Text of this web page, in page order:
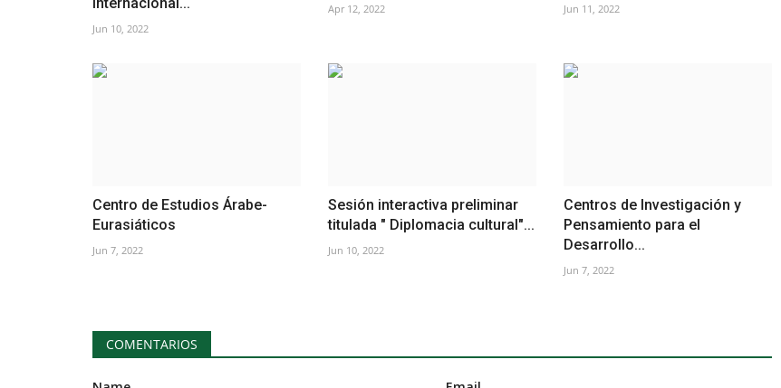
Jun 10, 2022
Apr 12, 2022 Jun 11, 2022
Centro de Estudios Árabe-
Eurasiáticos
Jun 7, 2022
Sesión interactiva preliminar
titulada " Diplomacia cultural"...
Jun 10, 2022
Centros de Investigación y
Pensamiento para el
Desarrollo...
Jun 7, 2022
COMENTARIOS